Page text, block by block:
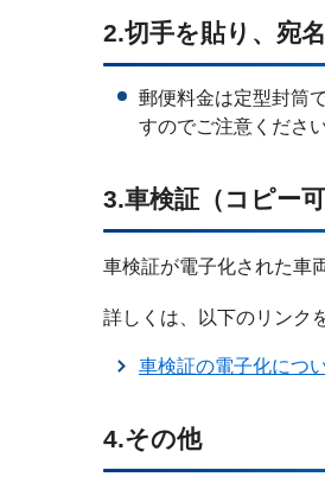
2.切手を貼り、宛
郵便料金は定型封筒
すのでご注意ください
3.車検証（コピー可
車検証が電子化された車
詳しくは、以下のリンク
車検証の電子化につ
4.その他